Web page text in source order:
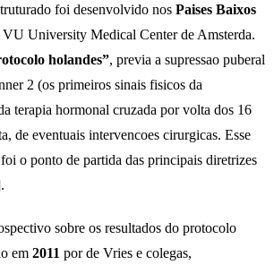
foi desenvolvido nos Paises Baixos
VU University Medical Center de Amsterda.
holandes”, previa a supressao puberal
2 (os primeiros sinais fisicos da
terapia hormonal cruzada por volta dos 16
de eventuais intervencoes cirurgicas. Esse
o ponto de partida das principais diretrizes
sobre os resultados do protocolo
em 2011 por de Vries e colegas,